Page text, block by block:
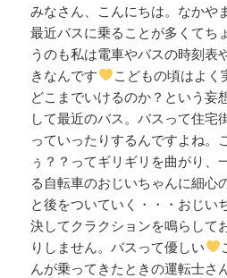
みなさん、こんにちは。なかや
最近バスに乗ることが多くてち
うのも私は電車やバスの時刻表
きなんです
こどもの頃はよく
どこまでいけるのか？という妄
して最近のバス。バスって住宅
っていったりするんですよね。
ぅ？？ってギリギリを曲がり、
る自転車のおじいちゃんに細心
と後をついていく・・・おじい
決してクラクションを鳴らして
りしません。バスって優しい
んが乗ってきたときの運転士さ